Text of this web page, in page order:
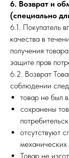
6. Возврат и
(специально
6.1. Покупатель
качества в
получения
защите прав
6.2. Возврат
соблюдении
товар не был
сохранены
отсутствуют
Товар не